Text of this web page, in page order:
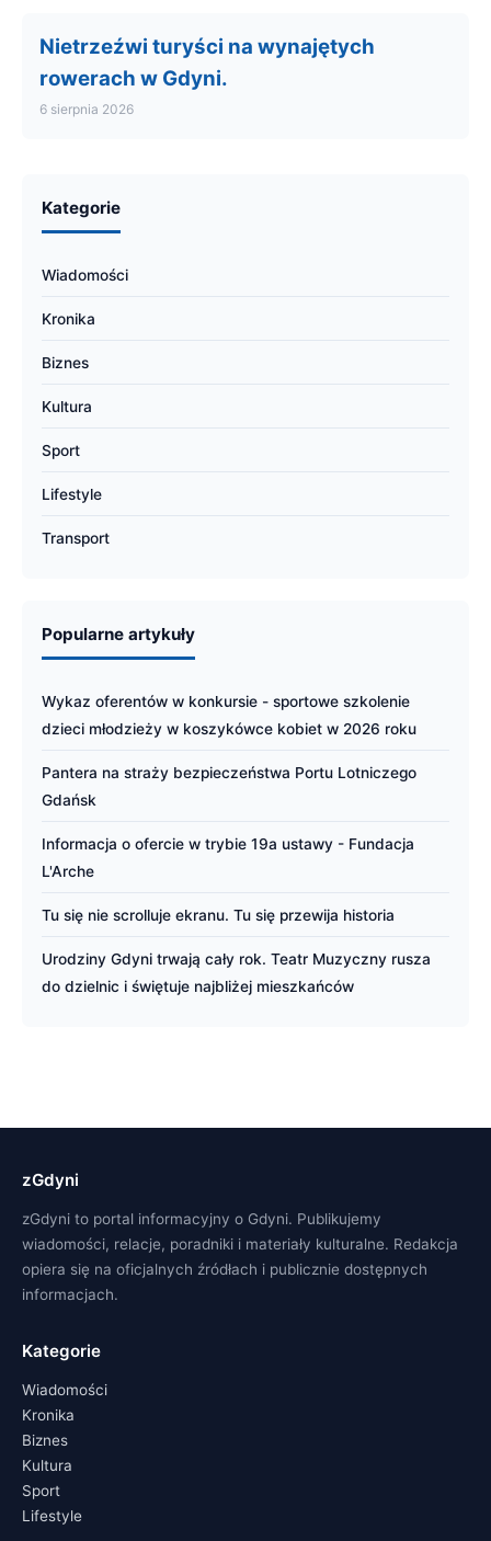
Nietrzeźwi turyści na wynajętych
rowerach w Gdyni.
6 sierpnia 2026
Kategorie
Wiadomości
Kronika
Biznes
Kultura
Sport
Lifestyle
Transport
Popularne artykuły
Wykaz oferentów w konkursie - sportowe szkolenie
dzieci młodzieży w koszykówce kobiet w 2026 roku
Pantera na straży bezpieczeństwa Portu Lotniczego
Gdańsk
Informacja o ofercie w trybie 19a ustawy - Fundacja
L'Arche
Tu się nie scrolluje ekranu. Tu się przewija historia
Urodziny Gdyni trwają cały rok. Teatr Muzyczny rusza
do dzielnic i świętuje najbliżej mieszkańców
zGdyni
zGdyni to portal informacyjny o Gdyni. Publikujemy
wiadomości, relacje, poradniki i materiały kulturalne. Redakcja
opiera się na oficjalnych źródłach i publicznie dostępnych
informacjach.
Kategorie
Wiadomości
Kronika
Biznes
Kultura
Sport
Lifestyle